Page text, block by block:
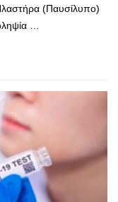
(Παυσίλυπο)
…